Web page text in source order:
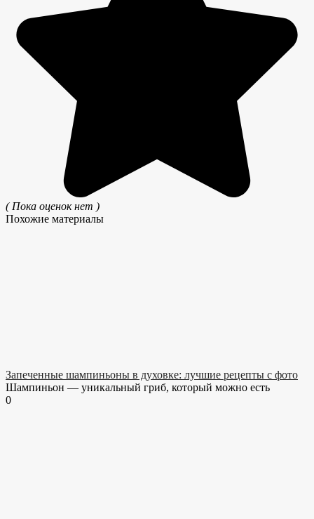
( Пока оценок нет )
Похожие материалы
Запеченные шампиньоны в духовке: лучшие рецепты с фото
Шампиньон — уникальный гриб, который можно есть
0